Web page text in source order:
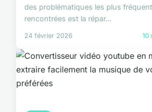
des problématiques les plus
rencontrées est la répar...
24 février 2026 10